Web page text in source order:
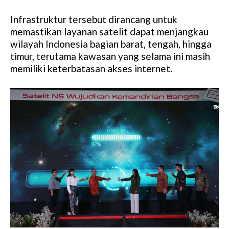
Infrastruktur tersebut dirancang untuk
memastikan layanan satelit dapat menjangkau
wilayah Indonesia bagian barat, tengah, hingga
timur, terutama kawasan yang selama ini masih
memiliki keterbatasan akses internet.